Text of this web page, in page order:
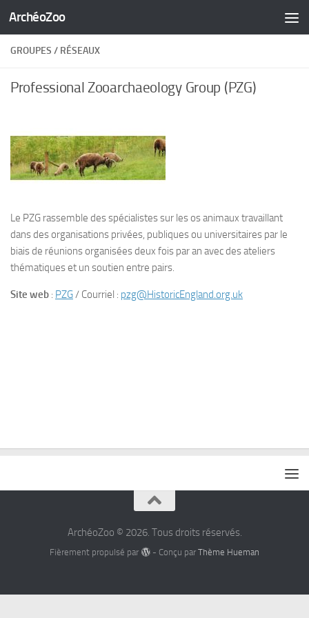
Skip to content
ArchéoZoo
GROUPES / RÉSEAUX
Professional Zooarchaeology Group (PZG)
Le PZG rassemble des spécialistes sur les os animaux travaillant
dans des organisations privées, publiques ou universitaires par le
biais de réunions organisées deux fois par an avec des ateliers
thématiques et un soutien entre pairs.
Site web : PZG/ Courriel : pzg@HistoricEngland.org.uk
ArchéoZoo © 2026. Tous droits réservés.
Fièrement propulsé par - Conçu par Thème Hueman